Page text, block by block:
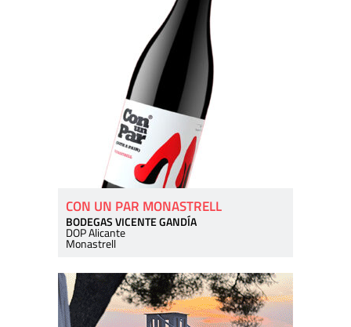
CON UN PAR MONASTRELL
BODEGAS VICENTE GANDÍA
DOP Alicante
Monastrell